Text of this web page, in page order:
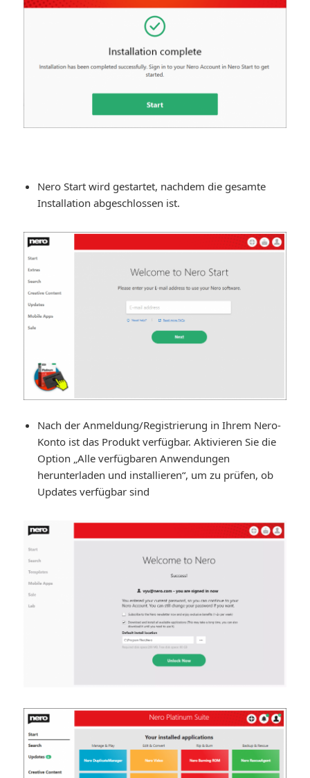
Nero Start wird gestartet, nachdem die gesamte
Installation abgeschlossen ist.
Nach der Anmeldung/Registrierung in Ihrem Nero-
Konto ist das Produkt verfügbar. Aktivieren Sie die
Option „Alle verfügbaren Anwendungen
herunterladen und installieren“, um zu prüfen, ob
Updates verfügbar sind